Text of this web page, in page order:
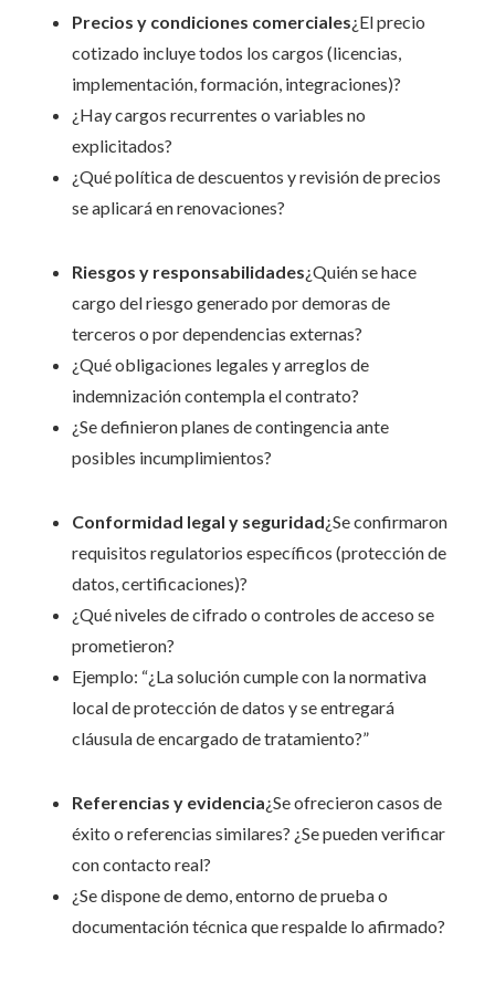
Precios y condiciones comerciales¿El precio
cotizado incluye todos los cargos (licencias,
implementación, formación, integraciones)?
¿Hay cargos recurrentes o variables no
explicitados?
¿Qué política de descuentos y revisión de precios
se aplicará en renovaciones?
Riesgos y responsabilidades¿Quién se hace
cargo del riesgo generado por demoras de
terceros o por dependencias externas?
¿Qué obligaciones legales y arreglos de
indemnización contempla el contrato?
¿Se definieron planes de contingencia ante
posibles incumplimientos?
Conformidad legal y seguridad¿Se confirmaron
requisitos regulatorios específicos (protección de
datos, certificaciones)?
¿Qué niveles de cifrado o controles de acceso se
prometieron?
Ejemplo: “¿La solución cumple con la normativa
local de protección de datos y se entregará
cláusula de encargado de tratamiento?”
Referencias y evidencia¿Se ofrecieron casos de
éxito o referencias similares? ¿Se pueden verificar
con contacto real?
¿Se dispone de demo, entorno de prueba o
documentación técnica que respalde lo afirmado?